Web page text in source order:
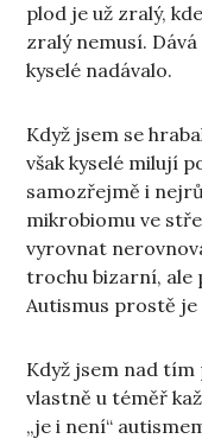
plod je už zralý,
zralý nemusí.
kyselé nadávalo.
Když jsem se
však kyselé milují
samozřejmě i
mikrobiomu ve
vyrovnat
trochu bizarní, ale
Autismus prostě
Když jsem nad tím
vlastně u téměř
„je i není“